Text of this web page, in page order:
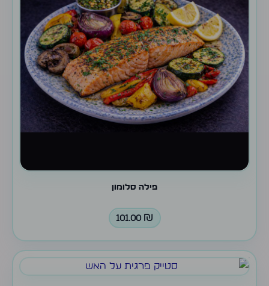
פילה סלומון
101.00 ₪